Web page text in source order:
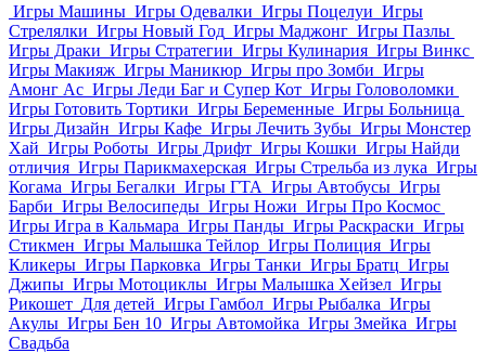
Игры Машины Игры Одевалки Игры Поцелуи Игры
Стрелялки Игры Новый Год Игры Маджонг Игры Пазлы
Игры Драки Игры Стратегии Игры Кулинария Игры Винкс
Игры Макияж Игры Маникюр Игры про Зомби Игры
Амонг Ас Игры Леди Баг и Супер Кот Игры Головоломки
Игры Готовить Тортики Игры Беременные Игры Больница
Игры Дизайн Игры Кафе Игры Лечить Зубы Игры Монстер
Хай Игры Роботы Игры Дрифт Игры Кошки Игры Найди
отличия Игры Парикмахерская Игры Стрельба из лука Игры
Когама Игры Бегалки Игры ГТА Игры Автобусы Игры
Барби Игры Велосипеды Игры Ножи Игры Про Космос
Игры Игра в Кальмара Игры Панды Игры Раскраски Игры
Стикмен Игры Малышка Тейлор Игры Полиция Игры
Кликеры Игры Парковка Игры Танки Игры Братц Игры
Джипы Игры Мотоциклы Игры Малышка Хейзел Игры
Рикошет Для детей Игры Гамбол Игры Рыбалка Игры
Акулы Игры Бен 10 Игры Автомойка Игры Змейка Игры
Свадьба